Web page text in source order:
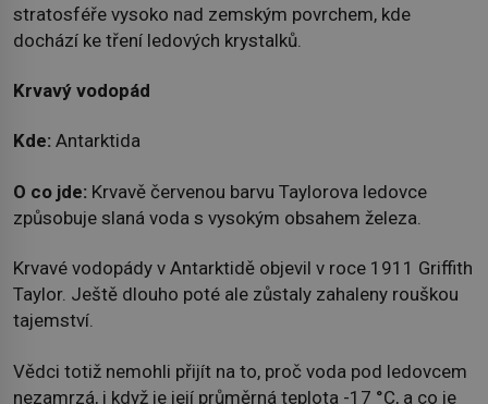
stratosféře vysoko nad zemským povrchem, kde
dochází ke tření ledových krystalků.
Krvavý vodopád
Kde: Antarktida
O co jde: Krvavě červenou barvu Taylorova ledovce
způsobuje slaná voda s vysokým obsahem železa.
Krvavé vodopády v Antarktidě objevil v roce 1911 Griffith
Taylor. Ještě dlouho poté ale zůstaly zahaleny rouškou
tajemství.
Vědci totiž nemohli přijít na to, proč voda pod ledovcem
nezamrzá, i když je její průměrná teplota -17 °C, a co je